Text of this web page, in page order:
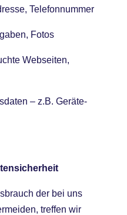
Telefonnummer
Fotos
Webseiten,
– z.B. Geräte-
der bei uns
treffen wir